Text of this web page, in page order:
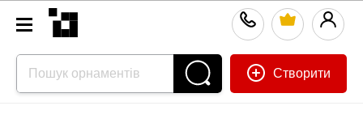
Створити